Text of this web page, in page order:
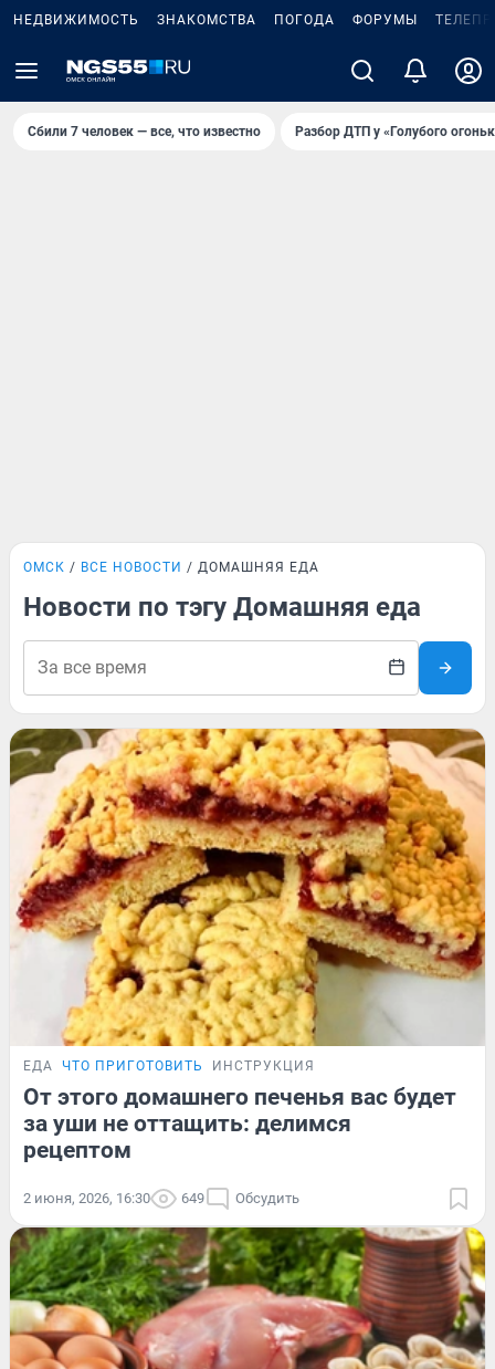
НЕДВИЖИМОСТЬ ЗНАКОМСТВА ПОГОДА ФОРУМЫ
Сбили 7 человек — все, что известно Разбор ДТП у «Голубого
ОМСК ВСЕ НОВОСТИ ДОМАШНЯЯ ЕДА
Новости по тэгу Домашняя еда
ЕДА ЧТО ПРИГОТОВИТЬ ИНСТРУКЦИЯ
От этого домашнего печенья вас будет
за уши не оттащить: делимся
рецептом
2 июня, 2026, 16:30 649 Обсудить